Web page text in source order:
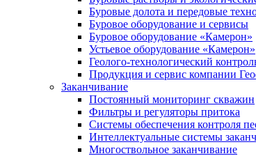
Буровые долота и передовые
Буровое оборудование и сервисы
Буровое оборудование «Камерон»
Устьевое оборудование «Камерон»
Геолого-технологический
Продукция и сервис компании
Заканчивание
Постоянный мониторинг скважин
Фильтры и регуляторы притока
Cистемы обеспечения контроля
Интеллектуальные системы
Многоствольное заканчивание